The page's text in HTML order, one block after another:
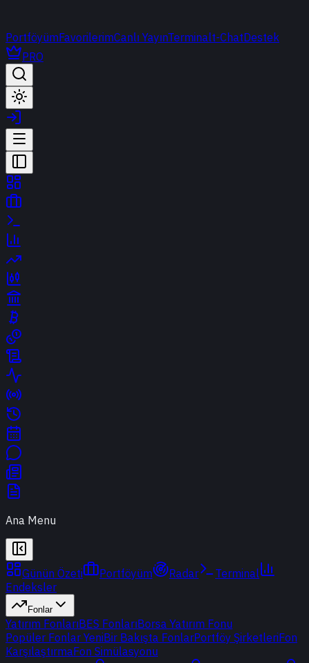
PortföyümFavorilerimCanlı YayınTerminalt-ChatDestek
PRO
Ana Menu
Günün Özeti Portföyüm Radar
Terminal
Endeksler
Fonlar
Yatırım FonlarıBES FonlarıBorsa Yatırım Fonu
Popüler Fonlar YeniBir Bakışta FonlarPortföy ŞirketleriFon
KarşılaştırmaFon Simülasyonu